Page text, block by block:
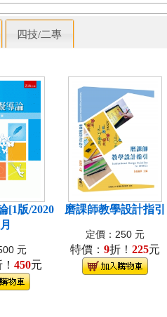
四技/二專
[1版/2020
元
450元
磨課師教學設計指引
定價：250 元
特價： 9折！ 225元